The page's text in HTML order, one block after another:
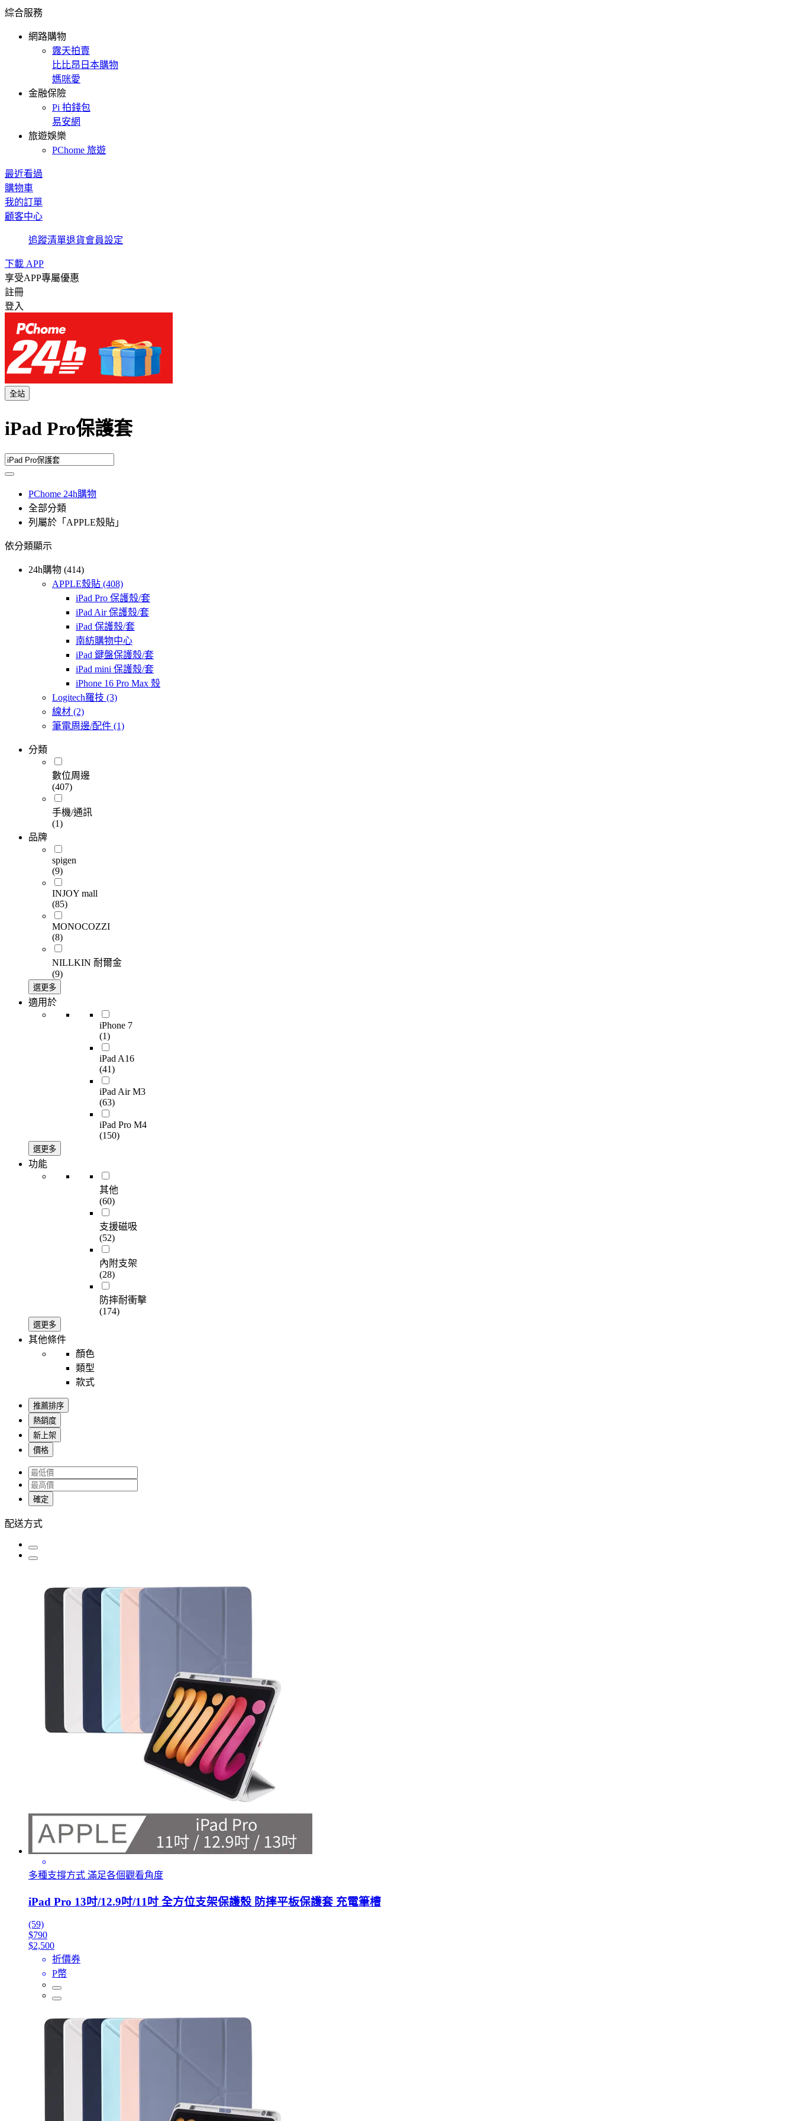
綜合服務
網路購物
露天拍賣
比比昂日本購物
媽咪愛
金融保險
Pi 拍錢包
易安網
旅遊娛樂
PChome 旅遊
最近看過
購物車
我的訂單
顧客中心
追蹤清單退貨會員設定
下載 APP
享受APP專屬優惠
註冊
登入
全站
iPad Pro保護套
PChome 24h購物
全部分類
列屬於「APPLE殼貼」
依分類顯示
24h購物 (414)
APPLE殼貼 (408)
iPad Pro 保護殼/套
iPad Air 保護殼/套
iPad 保護殼/套
南紡購物中心
iPad 鍵盤保護殼/套
iPad mini 保護殼/套
iPhone 16 Pro Max 殼
Logitech羅技 (3)
線材 (2)
筆電周邊/配件 (1)
分類
數位周邊
(407)
手機/通訊
(1)
品牌
spigen
(9)
INJOY mall
(85)
MONOCOZZI
(8)
NILLKIN 耐爾金
(9)
選更多
適用於
iPhone 7
(1)
iPad A16
(41)
iPad Air M3
(63)
iPad Pro M4
(150)
選更多
功能
其他
(60)
支援磁吸
(52)
內附支架
(28)
防摔耐衝擊
(174)
選更多
其他條件
顏色
類型
款式
推薦排序
熱銷度
新上架
價格
確定
配送方式
多種支撐方式 滿足各個觀看角度
iPad Pro 13吋/12.9吋/11吋 全方位支架保護殼 防摔平板保護套 充電筆槽
(59)
$790
$2,500
折價券
P幣